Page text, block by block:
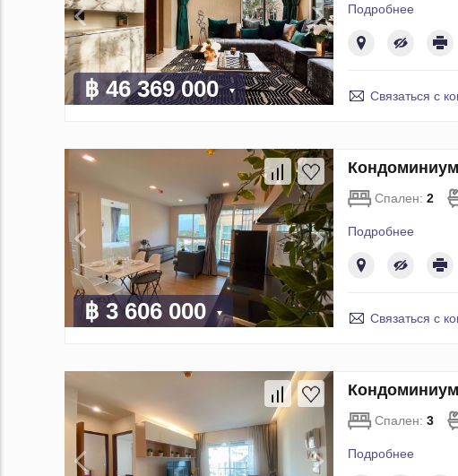
฿ 46 369 000
Подробнее
Связаться с
฿ 3 606 000
Спален: 2
Подробнее
Связаться с
Спален: 3
Подробнее